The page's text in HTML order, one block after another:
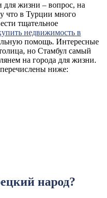
жизни – вопрос, на
что в Турции много
тщательное
недвижимость в
помощь. Интересные
но Стамбул самый
на города для жизни.
ниже:
народ?